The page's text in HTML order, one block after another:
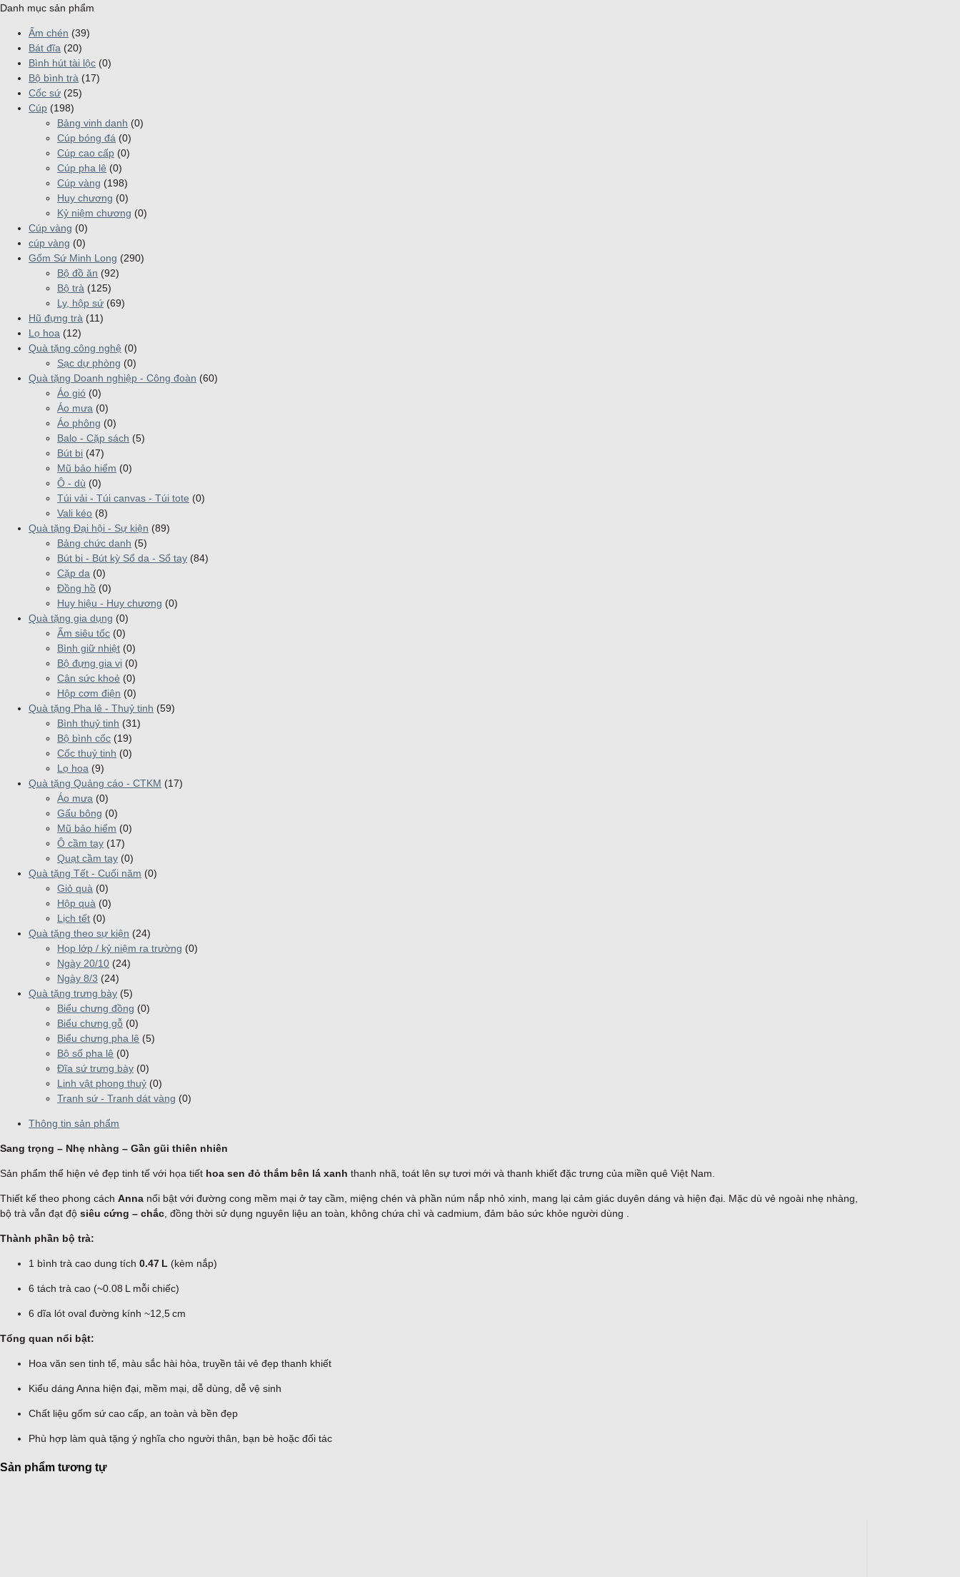
Danh mục sản phẩm
Ấm chén (39)
Bát đĩa (20)
Bình hút tài lộc (0)
Bộ bình trà (17)
Cốc sứ (25)
Cúp (198)
Bảng vinh danh (0)
Cúp bóng đá (0)
Cúp cao cấp (0)
Cúp pha lê (0)
Cúp vàng (198)
Huy chương (0)
Kỷ niệm chương (0)
Cúp vàng (0)
cúp vàng (0)
Gốm Sứ Minh Long (290)
Bộ đồ ăn (92)
Bộ trà (125)
Ly, hộp sứ (69)
Hũ đựng trà (11)
Lọ hoa (12)
Quà tặng công nghệ (0)
Sạc dự phòng (0)
Quà tặng Doanh nghiệp - Công đoàn (60)
Áo gió (0)
Áo mưa (0)
Áo phông (0)
Balo - Cặp sách (5)
Bút bi (47)
Mũ bảo hiểm (0)
Ô - dù (0)
Túi vải - Túi canvas - Túi tote (0)
Vali kéo (8)
Quà tặng Đại hội - Sự kiện (89)
Bảng chức danh (5)
Bút bi - Bút kỳ Sổ da - Sổ tay (84)
Cặp da (0)
Đồng hồ (0)
Huy hiệu - Huy chương (0)
Quà tặng gia dụng (0)
Ấm siêu tốc (0)
Bình giữ nhiệt (0)
Bộ đựng gia vị (0)
Cân sức khoẻ (0)
Hộp cơm điện (0)
Quà tặng Pha lê - Thuỷ tinh (59)
Bình thuỷ tinh (31)
Bộ bình cốc (19)
Cốc thuỷ tinh (0)
Lọ hoa (9)
Quà tặng Quảng cáo - CTKM (17)
Áo mưa (0)
Gấu bông (0)
Mũ bảo hiểm (0)
Ô cầm tay (17)
Quạt cầm tay (0)
Quà tặng Tết - Cuối năm (0)
Giỏ quà (0)
Hộp quà (0)
Lịch tết (0)
Quà tặng theo sự kiện (24)
Họp lớp / kỷ niệm ra trường (0)
Ngày 20/10 (24)
Ngày 8/3 (24)
Quà tặng trưng bày (5)
Biểu chưng đồng (0)
Biểu chưng gỗ (0)
Biểu chưng pha lê (5)
Bộ số pha lê (0)
Đĩa sứ trưng bày (0)
Linh vật phong thuỷ (0)
Tranh sứ - Tranh dát vàng (0)
Thông tin sản phẩm
Sang trọng – Nhẹ nhàng – Gần gũi thiên nhiên
Sản phẩm thể hiện vẻ đẹp tinh tế với họa tiết hoa sen đỏ thắm bên lá xanh thanh nhã, toát lên sự tươi mới và thanh khiết đặc trưng của miền quê Việt Nam.
Thiết kế theo phong cách Anna nổi bật với đường cong mềm mại ở tay cầm, miệng chén và phần núm nắp nhỏ xinh, mang lại cảm giác duyên dáng và hiện đại. Mặc dù vẻ ngoài nhẹ nhàng,
bộ trà vẫn đạt độ siêu cứng – chắc, đồng thời sử dụng nguyên liệu an toàn, không chứa chì và cadmium, đảm bảo sức khỏe người dùng .
Thành phần bộ trà:
1 bình trà cao dung tích 0.47 L (kèm nắp)
6 tách trà cao (~0.08 L mỗi chiếc)
6 dĩa lót oval đường kính ~12,5 cm
Tổng quan nổi bật:
Hoa văn sen tinh tế, màu sắc hài hòa, truyền tải vẻ đẹp thanh khiết
Kiểu dáng Anna hiện đại, mềm mại, dễ dùng, dễ vệ sinh
Chất liệu gốm sứ cao cấp, an toàn và bền đẹp
Phù hợp làm quà tặng ý nghĩa cho người thân, bạn bè hoặc đối tác
Sản phẩm tương tự